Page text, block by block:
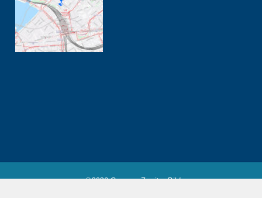
©2026 Campus Zweiter Bildungsweg